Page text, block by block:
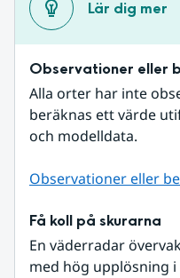
Lär dig mer
Observationer eller
Alla orter har inte
beräknas ett värde
och modelldata.
Observationer eller
Få koll på skurarna
En väderradar
med hög upplösning